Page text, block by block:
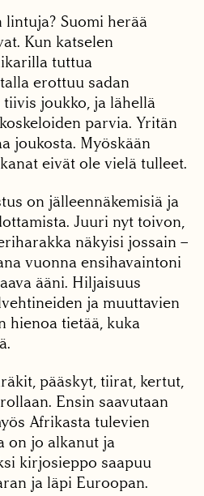
Suomi herää
Kun katselen
tuttua
erottuu sadan
joukko, ja lähellä
parvia. Yritän
joukosta. Myöskään
eivät ole vielä tulleet.
on jälleennäkemisiä ja
Juuri nyt toivon,
näkyisi jossain –
vuonna ensihavaintoni
ääni. Hiljaisuus
ja muuttavien
hienoa tietää, kuka
pääskyt, tiirat, kertut,
Ensin saavutaan
Afrikasta tulevien
on jo alkanut ja
kirjosieppo saapuu
ja läpi Euroopan.